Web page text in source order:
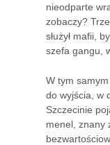
nieodparte
zobaczy?
służył mafii,
szefa gangu,
W tym
do wyjścia, w
Szczecinie
menel, znany